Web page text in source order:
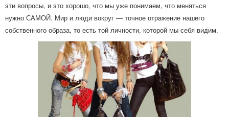
эти вопросы, и это хорошо, что мы уже понимаем, что меняться
нужно САМОЙ. Мир и люди вокруг — точное отражение нашего
собственного образа, то есть той личности, которой мы себя видим.